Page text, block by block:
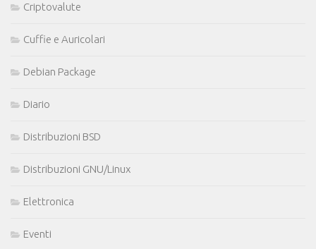
Criptovalute
Cuffie e Auricolari
Debian Package
Diario
Distribuzioni BSD
Distribuzioni GNU/Linux
Elettronica
Eventi